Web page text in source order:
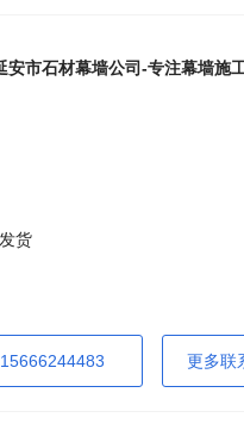
安市石材幕墙公司-专注幕墙施
货
15666244483 更多联